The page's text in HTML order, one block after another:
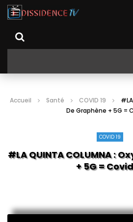
Accueil Santé COVID 19
De Graphène + 5G =
COVID 19
#LA QUINTA COLUMNA :
+ 5G =